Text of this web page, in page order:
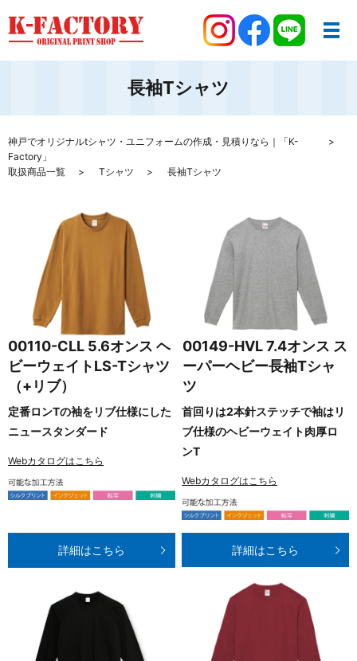
長袖Tシャツ
神戸でオリジナルtシャツ・ユニフォームの作成・見積りなら｜「K-
Factory」
取扱商品一覧
Tシャツ 長袖Tシャツ
00110-CLL 5.6オンス ヘ
ビーウェイトLS-Tシャツ
（+リブ）
定番ロンTの袖をリブ仕様にした
ニュースタンダード
Webカタログはこちら
詳細はこちら
00149-HVL 7.4オンス ス
ーパーヘビー長袖Tシャ
ツ
首回りは2本針ステッチで袖はリ
ブ仕様のヘビーウェイト肉厚ロ
ンT
Webカタログはこちら
詳細はこちら